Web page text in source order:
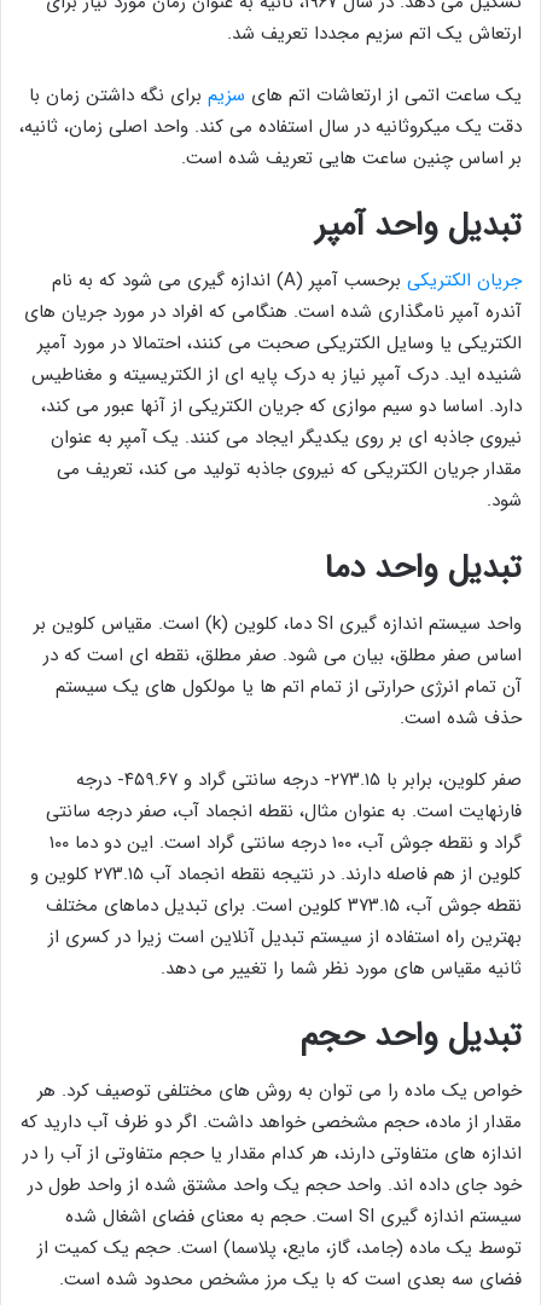
ارتعاش یک اتم سزیم مجددا تعریف شد.
یک ساعت اتمی از ارتعاشات اتم های سزیم برای نگه داشتن زمان با
دقت یک میکروثانیه در سال استفاده می کند. واحد اصلی زمان، ثانیه،
بر اساس چنین ساعت هایی تعریف شده است.
تبدیل واحد آمپر
جریان الکتریکی
برحسب آمپر (A) اندازه گیری می شود که به نام
آندره آمپر نامگذاری شده است. هنگامی که افراد در مورد جریان های
الکتریکی یا وسایل الکتریکی صحبت می کنند، احتمالا در مورد آمپر
شنیده اید. درک آمپر نیاز به درک پایه ای از الکتریسیته و مغناطیس
دارد. اساسا دو سیم موازی که جریان الکتریکی از آنها عبور می کند،
نیروی جاذبه ای بر روی یکدیگر ایجاد می کنند. یک آمپر به عنوان
مقدار جریان الکتریکی که نیروی جاذبه تولید می کند، تعریف می
شود.
تبدیل واحد دما
واحد سیستم اندازه گیری SI دما، کلوین (k) است. مقیاس کلوین بر
اساس صفر مطلق، بیان می شود. صفر مطلق، نقطه ای است که در
آن تمام انرژی حرارتی از تمام اتم ها یا مولکول های یک سیستم
حذف شده است.
صفر کلوین، برابر با ۲۷۳.۱۵- درجه سانتی گراد و ۴۵۹.۶۷- درجه
فارنهایت است. به عنوان مثال، نقطه انجماد آب، صفر درجه سانتی
گراد و نقطه جوش آب، ۱۰۰ درجه سانتی گراد است. این دو دما ۱۰۰
کلوین از هم فاصله دارند. در نتیجه نقطه انجماد آب ۲۷۳.۱۵ کلوین و
نقطه جوش آب، ۳۷۳.۱۵ کلوین است. برای تبدیل دماهای مختلف
بهترین راه استفاده از سیستم تبدیل آنلاین است زیرا در کسری از
ثانیه مقیاس های مورد نظر شما را تغییر می دهد.
تبدیل واحد حجم
خواص یک ماده را می توان به روش های مختلفی توصیف کرد. هر
مقدار از ماده، حجم مشخصی خواهد داشت. اگر دو ظرف آب دارید که
اندازه های متفاوتی دارند، هر کدام مقدار یا حجم متفاوتی از آب را در
خود جای داده اند. واحد حجم یک واحد مشتق شده از واحد طول در
سیستم اندازه گیری SI است. حجم به معنای فضای اشغال شده
توسط یک ماده (جامد، گاز، مایع، پلاسما) است. حجم یک کمیت از
فضای سه بعدی است که با یک مرز مشخص محدود شده ‌است.